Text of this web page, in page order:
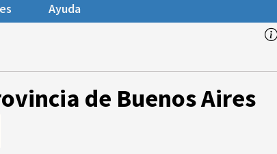
Ayuda
de Buenos Aires